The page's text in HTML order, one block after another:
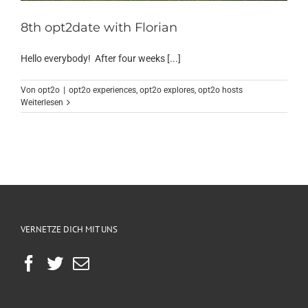
8th opt2date with Florian
Hello everybody! After four weeks [...]
Von opt2o opt2o experiences, opt2o explores, opt2o hosts
Weiterlesen
VERNETZE DICH MIT UNS